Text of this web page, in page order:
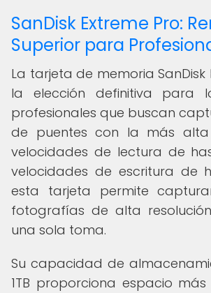
SanDisk Extreme Pro:
Superior para
La tarjeta de memoria SanDisk
la elección definitiva para
profesionales que buscan
de puentes con la más
velocidades de lectura de
velocidades de escritura de
esta tarjeta permite
fotografías de alta
una sola toma.
Su capacidad de
1TB proporciona espacio